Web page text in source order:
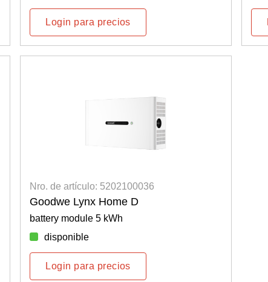
Login para precios
Nro. de artículo: 5202100036
Goodwe Lynx Home D
battery module 5 kWh
disponible
Login para precios